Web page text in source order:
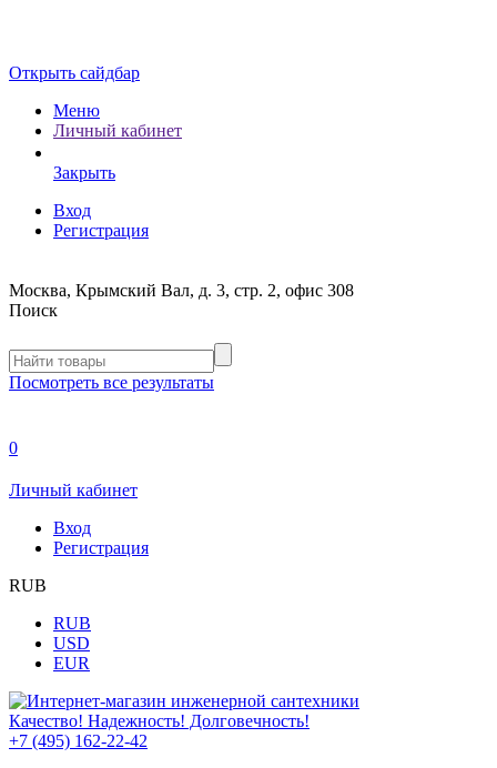
Открыть сайдбар
Меню
Личный кабинет
Закрыть
Вход
Регистрация
Москва, Крымский Вал, д. 3, стр. 2, офис 308
Поиск
Посмотреть все результаты
0
Личный кабинет
Вход
Регистрация
RUB
RUB
USD
EUR
Качество! Надежность! Долговечность!
+7 (495) 162-22-42